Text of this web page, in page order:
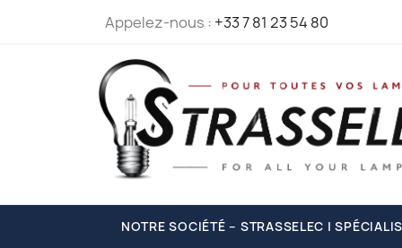
Appelez-nous : +33 7 81 23 54 80
NOTRE SOCIÉTÉ – STRASSELEC |